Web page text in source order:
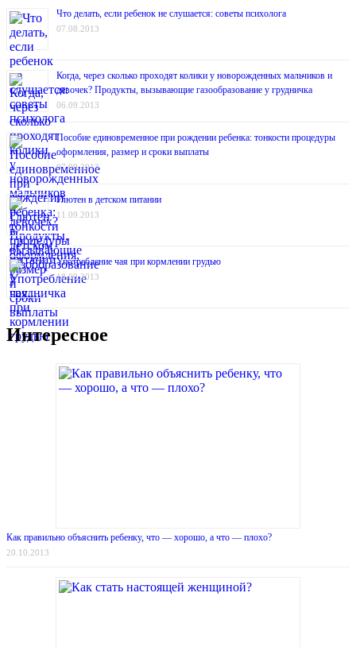
Что делать, если ребенок не слушается: советы психолога
07.08.2013
Когда, через сколько проходят колики у новорожденных мальчиков и
девочек? Продукты, вызывающие газообразование у грудничка
06.09.2013
Пособие единовременное при рождении ребенка: тонкости процедуры
оформления, размер и сроки выплаты
07.09.2013
Глютен в детском питании
11.09.2013
Употребление чая при кормлении грудью
18.09.2013
Интересное
Как правильно объяснить ребенку, что — хорошо, а что — плохо?
20.10.2013